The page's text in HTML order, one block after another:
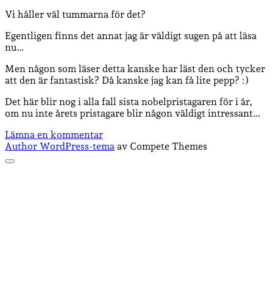
Vi håller väl tummarna för det?
Egentligen finns det annat jag är väldigt sugen på att läsa
nu…
Men någon som läser detta kanske har läst den och tycker
att den är fantastisk? Då kanske jag kan få lite pepp? :)
Det här blir nog i alla fall sista nobelpristagaren för i år,
om nu inte årets pristagare blir någon väldigt intressant…
Lämna en kommentar
Author WordPress-tema av Compete Themes
Rulla